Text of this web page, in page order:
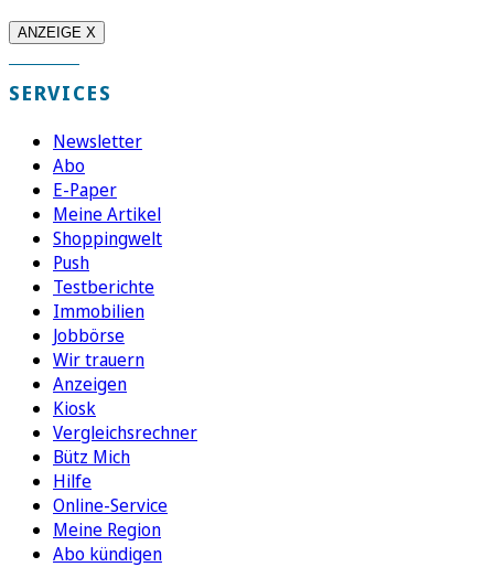
ANZEIGE X
SERVICES
Newsletter
Abo
E-Paper
Meine Artikel
Shoppingwelt
Push
Testberichte
Immobilien
Jobbörse
Wir trauern
Anzeigen
Kiosk
Vergleichsrechner
Bütz Mich
Hilfe
Online-Service
Meine Region
Abo kündigen